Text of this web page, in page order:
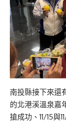
南投縣接下來還
的北港溪溫泉嘉
搶成功、11/15